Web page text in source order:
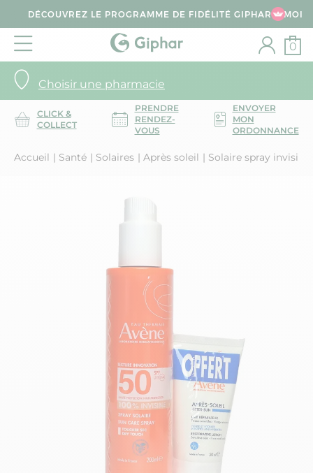
DÉCOUVREZ LE PROGRAMME DE FIDÉLITÉ GIPHAR & MOI
Choisir une pharmacie
0
CLICK &
COLLECT
PRENDRE
RENDEZ-
VOUS
ENVOYER
MON
ORDONNANCE
Accueil Santé Solaires Après soleil Solaire spray